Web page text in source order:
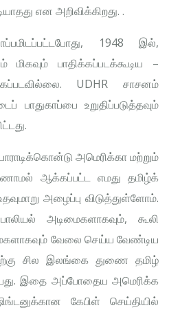
என அறிவிக்கிறது. .
1948 இல்,
பாதிக்கப்படக்கூடிய –
UDHR சாசனம்
பாதுகாப்பை உறுதிப்படுத்தவும்
அமெரிக்கா மற்றும்
ஆக்கப்பட்ட எமது தமிழ்க்
அழைப்பு விடுத்துள்ளோம்.
அடிமைகளாகவும், கூலி
வேலை செய்ய வேண்டிய
சில இலங்கை துணை தமிழ்
இதை அப்போதைய அமெரிக்க
கேபிள் செய்தியில்